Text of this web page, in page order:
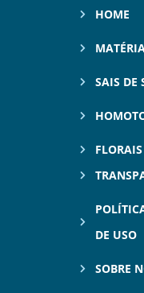
HOME
SAIS DE
DE USO
SOBRE